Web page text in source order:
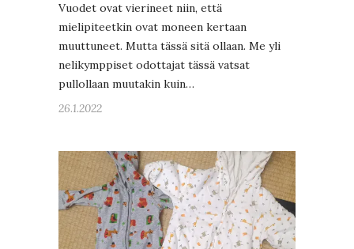
Vuodet ovat vierineet niin, että
mielipiteetkin ovat moneen kertaan
muuttuneet. Mutta tässä sitä ollaan. Me yli
nelikymppiset odottajat tässä vatsat
pullollaan muutakin kuin…
26.1.2022